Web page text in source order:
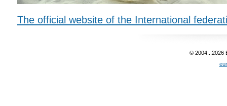
The official website of the International
© 2004...2026